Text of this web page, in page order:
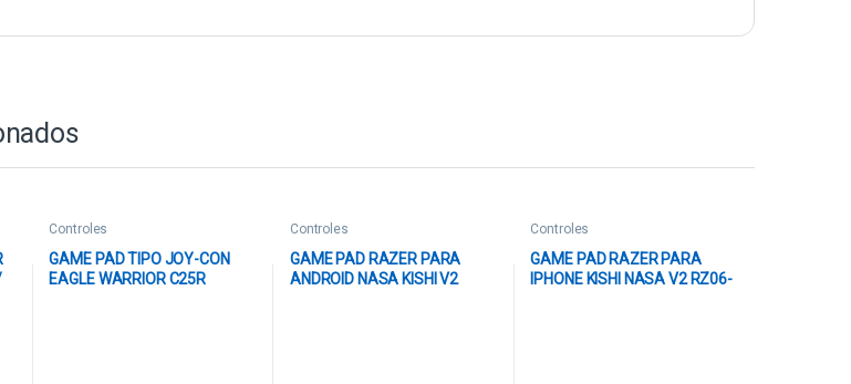
Controles
GAME PAD TIPO JOY-CON
EAGLE WARRIOR C25R
Controles
GAME PAD RAZER PARA
ANDROID NASA KISHI V2
Controles
GAME PAD RAZER PARA
IPHONE KISHI NASA V2 RZ06-